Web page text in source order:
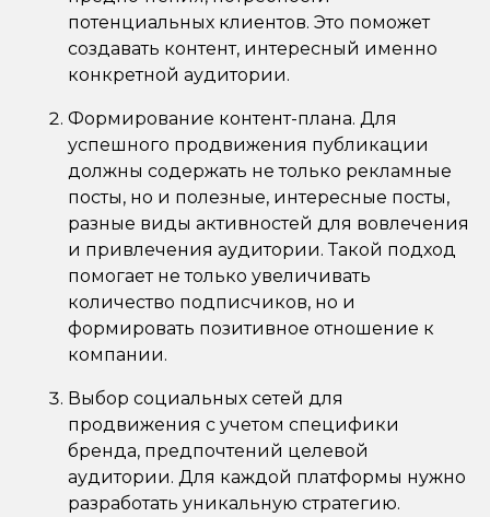
потенциальных клиентов. Это поможет
создавать контент, интересный именно
конкретной аудитории.
Формирование контент-плана. Для
успешного продвижения публикации
должны содержать не только рекламные
посты, но и полезные, интересные посты,
разные виды активностей для вовлечения
и привлечения аудитории. Такой подход
помогает не только увеличивать
количество подписчиков, но и
формировать позитивное отношение к
компании.
Выбор социальных сетей для
продвижения с учетом специфики
бренда, предпочтений целевой
аудитории. Для каждой платформы нужно
разработать уникальную стратегию.